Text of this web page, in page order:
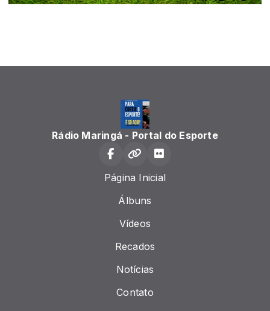
Rádio Maringá - Portal do Esporte
Página Inicial
Álbuns
Vídeos
Recados
Notícias
Contato